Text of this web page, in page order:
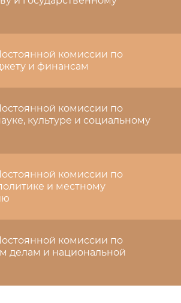
комиссии по
и финансам
комиссии по
культуре и социальному
комиссии по
и местному
комиссии по
делам и национальной